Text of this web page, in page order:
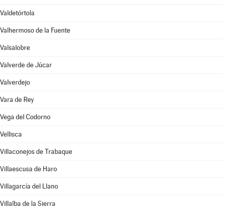
Valdetórtola
Valhermoso de la Fuente
Valsalobre
Valverde de Júcar
Valverdejo
Vara de Rey
Vega del Codorno
Vellisca
Villaconejos de Trabaque
Villaescusa de Haro
Villagarcía del Llano
Villalba de la Sierra